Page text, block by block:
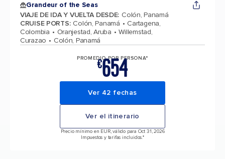
Grandeur of the Seas
VIAJE DE IDA Y VUELTA DESDE: Colón, Panamá
CRUISE PORTS: Colón, Panamá
Cartagena,
Colombia
Oranjestad, Aruba
Willemstad,
Curazao
Colón, Panamá
PROMEDIO POR PERSONA*
€654
Ver 42 fechas
Ver el itinerario
Precio mínimo en EUR, válido para Oct 31, 2026
Impuestos y tarifas incluidos.*